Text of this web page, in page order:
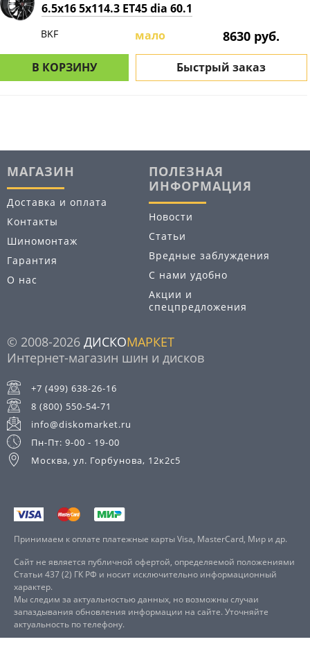
6.5x16 5x114.3 ET45 dia 60.1
BKF мало 8630 руб.
В КОРЗИНУ Быстрый заказ
МАГАЗИН
Доставка и оплата
Контакты
Шиномонтаж
Гарантия
О нас
ПОЛЕЗНАЯ
ИНФОРМАЦИЯ
Новости
Статьи
Вредные заблуждения
С нами удобно
Акции и
спецпредложения
© 2008-2026 ДИСКОМАРКЕТ
Интернет-магазин шин и дисков
+7 (499) 638-26-16
8 (800) 550-54-71
info@diskomarket.ru
Пн-Пт: 9-00 - 19-00
Москва, ул. Горбунова, 12к2с5
Принимаем к оплате платежные карты Visa, MasterCard, Мир и др.
Сайт не является публичной офертой, определяемой положениями
Статьи 437 (2) ГК РФ и носит исключительно информационный
характер.
Мы следим за актуальностью данных, но возможны случаи
запаздывания обновления информации на сайте. Уточняйте
актуальность по телефону.